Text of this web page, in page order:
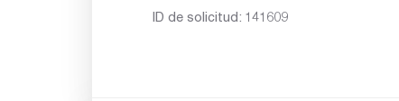
ID de solicitud: 141609